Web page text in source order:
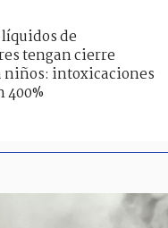
de
tengan cierre
niños: intoxicaciones
400%